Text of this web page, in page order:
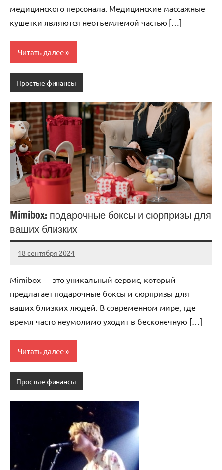
медицинского персонала. Медицинские массажные
кушетки являются неотъемлемой частью […]
Читать далее
Простые финансы
Mimibox: подарочные боксы и сюрпризы для
ваших близких
18 сентября 2024
Avtor
Нет
Mimibox — это уникальный сервис, который
предлагает подарочные боксы и сюрпризы для
ваших близких людей. В современном мире, где
время часто неумолимо уходит в бесконечную […]
Читать далее
Простые финансы